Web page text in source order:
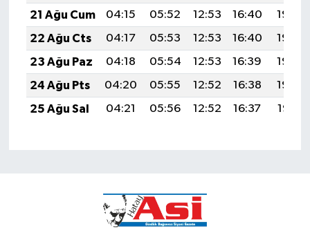
21 Ağu Cum
04:15 05:52 12:53 16:40
19:45
22 Ağu Cts
04:17 05:53 12:53 16:40
19:43
23 Ağu Paz
04:18 05:54 12:53 16:39
19:42
24 Ağu Pts
04:20 05:55 12:52 16:38
19:40
25 Ağu Sal
04:21 05:56 12:52 16:37 19:38